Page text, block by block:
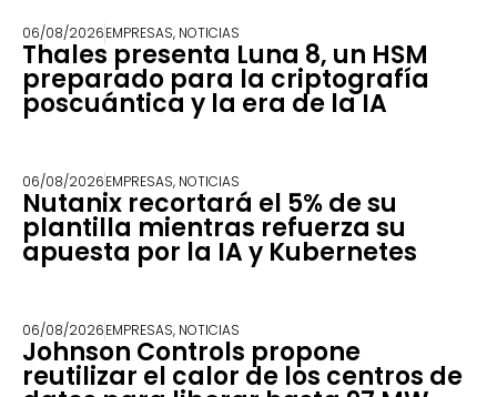
06/08/2026EMPRESAS, NOTICIAS
Thales presenta Luna 8, un HSM
preparado para la criptografía
poscuántica y la era de la IA
06/08/2026EMPRESAS, NOTICIAS
Nutanix recortará el 5% de su
plantilla mientras refuerza su
apuesta por la IA y Kubernetes
06/08/2026EMPRESAS, NOTICIAS
Johnson Controls propone
reutilizar el calor de los centros de